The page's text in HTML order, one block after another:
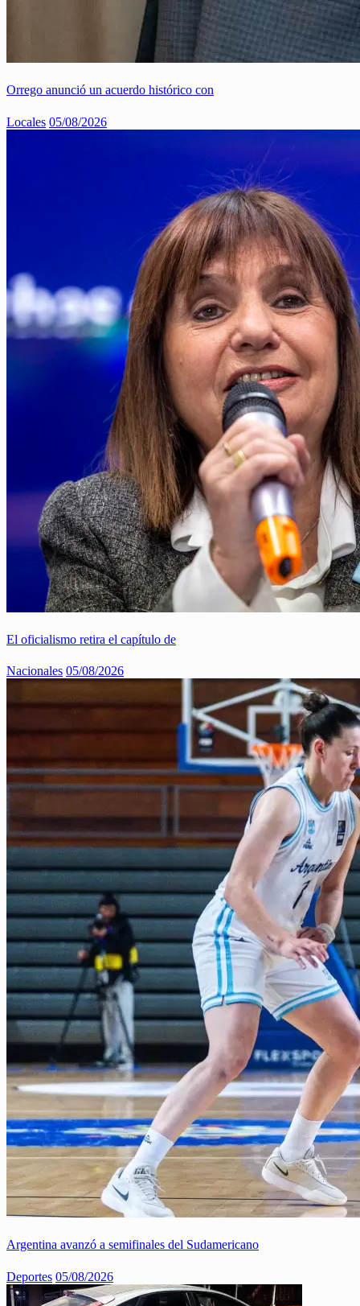
Orrego anunció un acuerdo histórico con
Locales 05/08/2026
El oficialismo retira el capítulo de
Nacionales 05/08/2026
Argentina avanzó a semifinales del Sudamericano
Deportes 05/08/2026